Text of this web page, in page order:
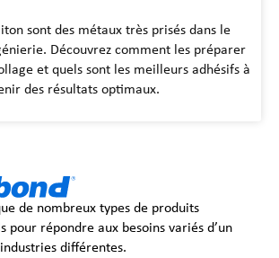
sont des métaux très prisés dans le
Découvrez comment les préparer
et quels sont les meilleurs adhésifs à
des résultats optimaux.
de nombreux types de produits
pour répondre aux besoins variés d’un
différentes.